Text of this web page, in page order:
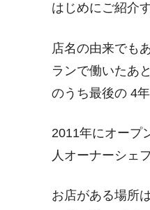
はじめにご紹介
店名の由来でも
ランで働いたあ
のうち最後の 4
2011年にオープ
人オーナーシェ
お店がある場所